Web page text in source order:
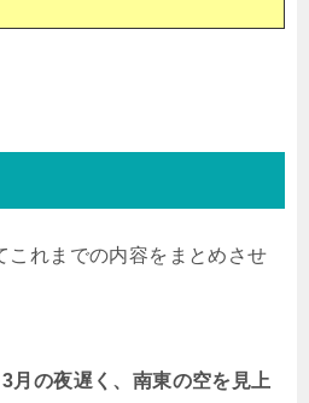
これまでの内容をまとめさせ
月の夜遅く、南東の空を見上